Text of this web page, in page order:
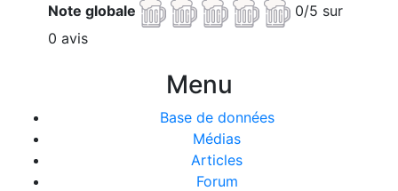
Note globale
0/5 sur
0 avis
Menu
Base de données
Médias
Articles
Forum